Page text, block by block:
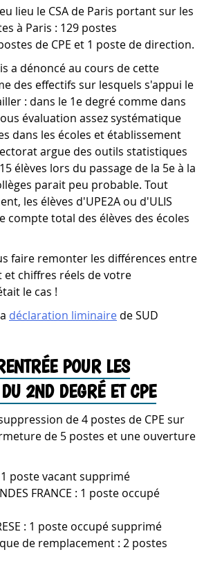
lieu le CSA de Paris portant sur les
à Paris : 129 postes
de CPE et 1 poste de direction.
a dénoncé au cours de cette
des effectifs sur lesquels s'appui le
: dans le 1e degré comme dans
évaluation assez systématique
dans les écoles et établissement
argue des outils statistiques
élèves lors du passage de la 5e à la
parait peu probable. Tout
les élèves d'UPE2A ou d'ULIS
compte total des élèves des écoles
faire remonter les différences entre
chiffres réels de votre
le cas !
déclaration liminaire de SUD
POUR LES
2ND DEGRÉ ET CPE
de 4 postes de CPE sur
de 5 postes et une ouverture
1 poste vacant supprimé
FRANCE : 1 poste occupé
: 1 poste occupé supprimé
de remplacement : 2 postes